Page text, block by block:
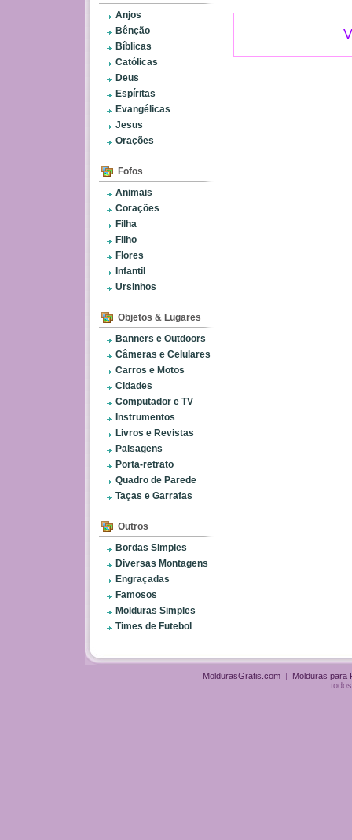
Anjos
Bênção
Bíblicas
Católicas
Deus
Espíritas
Evangélicas
Jesus
Orações
Fofos
Animais
Corações
Filha
Filho
Flores
Infantil
Ursinhos
Objetos & Lugares
Banners e Outdoors
Câmeras e Celulares
Carros e Motos
Cidades
Computador e TV
Instrumentos
Livros e Revistas
Paisagens
Porta-retrato
Quadro de Parede
Taças e Garrafas
Outros
Bordas Simples
Diversas Montagens
Engraçadas
Famosos
Molduras Simples
Times de Futebol
MoldurasGratis.com | Molduras